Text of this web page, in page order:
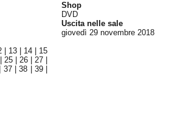
| 13| 14
15
|25 |26 |27
37|38 39|
Shop
DVD
Uscita nelle sale
giovedì 29 novembre 2018